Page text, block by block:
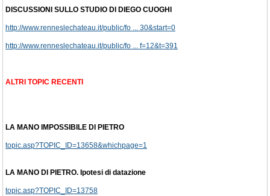
DISCUSSIONI SULLO STUDIO DI DIEGO CUOGHI
http://www.renneslechateau.it/public/fo ... 30&start=0
http://www.renneslechateau.it/public/fo ... f=12&t=391
ALTRI TOPIC RECENTI
LA MANO IMPOSSIBILE DI PIETRO
topic.asp?TOPIC_ID=13658&whichpage=1
LA MANO DI PIETRO. Ipotesi di datazione
topic.asp?TOPIC_ID=13758